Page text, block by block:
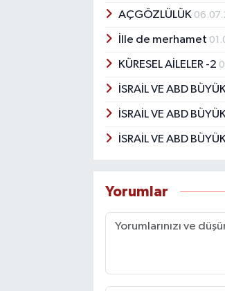
AÇGÖZLÜLÜK
İlle de merhamet
KÜRESEL AİLELER -2
İSRAİL VE ABD
İSRAİL VE ABD
İSRAİL VE ABD
Yorumlar